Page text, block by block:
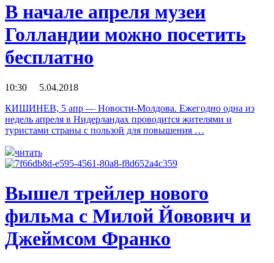
В начале апреля музеи
Голландии можно посетить
бесплатно
10:30 5.04.2018
КИШИНЕВ, 5 апр — Новости-Молдова. Ежегодно одна из
недель апреля в Нидерландах проводится жителями и
туристами страны с пользой для повышения …
читать
Вышел трейлер нового
фильма с Милой Йовович и
Джеймсом Франко